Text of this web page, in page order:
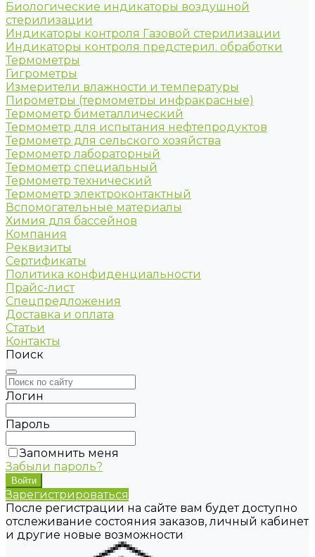
Биологические индикаторы воздушной
стерилизации
Индикаторы контроля Газовой стерилизации
Индикаторы контроля предстерил. обработки
Термометры
Гигрометры
Измерители влажности и температуры
Пирометры (термометры инфракрасные)
Термометр биметаллический
Термометр для испытания нефтепродуктов
Термометр для сельского хозяйства
Термометр лабораторный
Термометр специальный
Термометр технический
Термометр электроконтактный
Вспомогательные материалы
Химия для бассейнов
Компания
Реквизиты
Сертификаты
Политика конфиденциальности
Прайс-лист
Спецпредложения
Доставка и оплата
Статьи
Контакты
Поиск
Логин
Пароль
Запомнить меня
Забыли пароль?
Зарегистрироваться
После регистрации на сайте вам будет доступно
отслеживание состояния заказов, личный кабинет
и другие новые возможности